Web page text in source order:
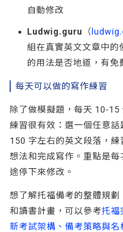
自動修改
Ludwig.guru （
組在真實英文文章中的
的用法是否地道，有免
每天可以做的寫作練習
除了做模擬題，每天 10-15
練習很有效：選一個任意話
150 字左右的英文段落，
想法和完成寫作。重點是
途停下來修改。
想了解托福備考的整體規
和讀書計畫，可以參考托福
新考試架構、備考策略與名